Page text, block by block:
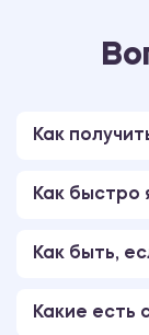
Как
Как быстро
Как быть,
Какие есть